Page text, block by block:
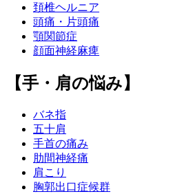
頚椎ヘルニア
頭痛・片頭痛
顎関節症
顔面神経麻痺
【手・肩の悩み】
バネ指
五十肩
手首の痛み
肋間神経痛
肩こり
胸郭出口症候群